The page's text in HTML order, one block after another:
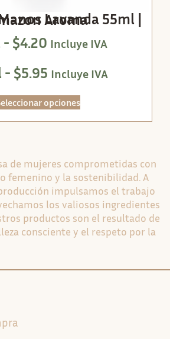
Manos Lavanda 55ml | Amazon Aroma
- $4.20 Incluye IVA
- $5.95 Incluye IVA
opciones
de mujeres comprometidas con
femenino y la sostenibilidad. A
impulsamos el trabajo
los valiosos ingredientes
productos son el resultado de
consciente y el respeto por la